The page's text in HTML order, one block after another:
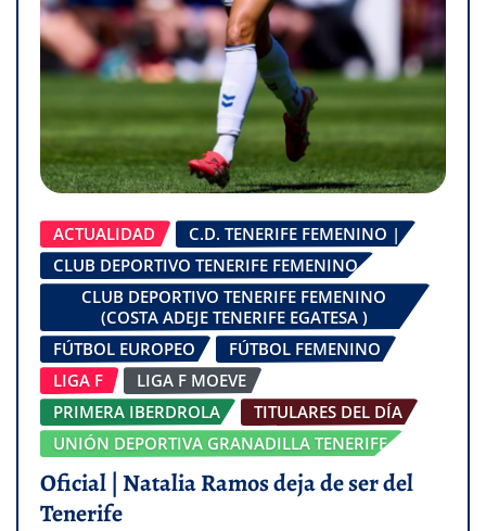
ACTUALIDAD
C.D. TENERIFE FEMENINO |
CLUB DEPORTIVO TENERIFE FEMENINO
CLUB DEPORTIVO TENERIFE FEMENINO
(COSTA ADEJE TENERIFE EGATESA )
FÚTBOL EUROPEO
FÚTBOL FEMENINO
LIGA F
LIGA F MOEVE
PRIMERA IBERDROLA
TITULARES DEL DÍA
UNIÓN DEPORTIVA GRANADILLA TENERIFE
Oficial | Natalia Ramos deja de ser del
Tenerife